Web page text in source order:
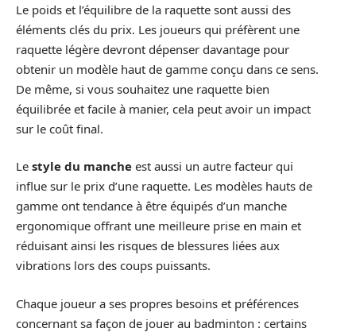
Le poids et l’équilibre de la raquette sont aussi des
éléments clés du prix. Les joueurs qui préfèrent une
raquette légère devront dépenser davantage pour
obtenir un modèle haut de gamme conçu dans ce sens.
De même, si vous souhaitez une raquette bien
équilibrée et facile à manier, cela peut avoir un impact
sur le coût final.
Le style du manche est aussi un autre facteur qui
influe sur le prix d’une raquette. Les modèles hauts de
gamme ont tendance à être équipés d’un manche
ergonomique offrant une meilleure prise en main et
réduisant ainsi les risques de blessures liées aux
vibrations lors des coups puissants.
Chaque joueur a ses propres besoins et préférences
concernant sa façon de jouer au badminton : certains